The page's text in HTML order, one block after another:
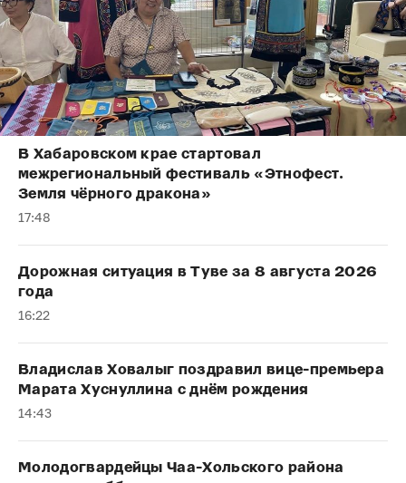
В Хабаровском крае стартовал
межрегиональный фестиваль «Этнофест.
Земля чёрного дракона»
17:48
Дорожная ситуация в Туве за 8 августа 2026
года
16:22
Владислав Ховалыг поздравил вице-премьера
Марата Хуснуллина с днём рождения
14:43
Молодогвардейцы Чаа-Хольского района